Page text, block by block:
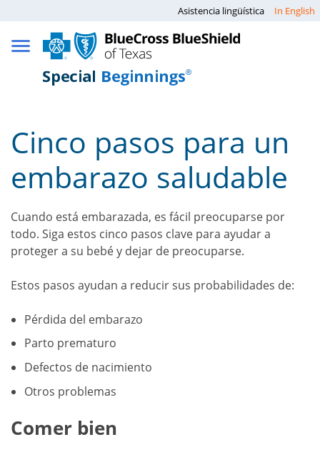
Asistencia lingüística In English
Cinco pasos para un
embarazo saludable
Cuando está embarazada, es fácil preocuparse por
todo. Siga estos cinco pasos clave para ayudar a
proteger a su bebé y dejar de preocuparse.
Estos pasos ayudan a reducir sus probabilidades de:
Pérdida del embarazo
Parto prematuro
Defectos de nacimiento
Otros problemas
Comer bien